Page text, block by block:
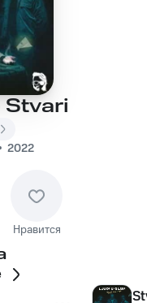
Stvari
2022
Нравится